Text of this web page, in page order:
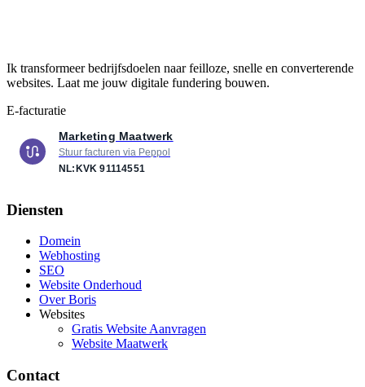
Ik transformeer bedrijfsdoelen naar feilloze, snelle en converterende
websites. Laat me jouw digitale fundering bouwen.
E-facturatie
Marketing Maatwerk
Stuur facturen via Peppol
NL:KVK 91114551
Diensten
Domein
Webhosting
SEO
Website Onderhoud
Over Boris
Websites
Gratis Website Aanvragen
Website Maatwerk
Contact